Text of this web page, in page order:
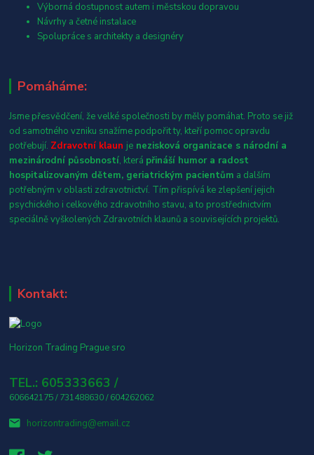
Výborná dostupnost autem i městskou dopravou
Návrhy a četné instalace
Spolupráce s architekty a designéry
Pomáháme:
Jsme přesvědčení, že velké společnosti by měly pomáhat. Proto se již
od samotného vzniku snažíme podpořit ty, kteří pomoc opravdu
potřebují. Zdravotní klaun je nezisková organizace s národní a
mezinárodní působností, která přináší humor a radost
hospitalizovaným dětem, geriatrickým pacientům a dalším
potřebným v oblasti zdravotnictví. Tím přispívá ke zlepšení jejich
psychického i celkového zdravotního stavu, a to prostřednictvím
speciálně vyškolených Zdravotních klaunů a souvisejících projektů.
Kontakt:
Horizon Trading Prague sro
TEL.: 605333663 /
606642175 / 731488630 / 604262062
horizontrading@email.cz